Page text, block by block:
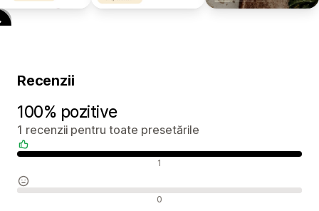
Recenzii
100% pozitive
1 recenzii pentru toate presetările
1
0